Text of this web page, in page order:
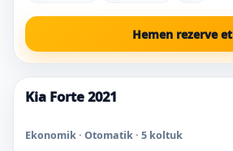
Hemen rezerve et
Süper fiyat
Kia Forte 2021
Ekonomik · Otomatik · 5 koltuk